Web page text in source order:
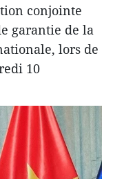
conjointe
garantie de la
lors de
10